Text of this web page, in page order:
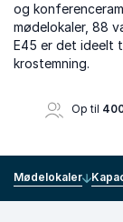
og
mødelokaler, 88
E45 er det ideelt
krostemning.
Op til
Mødelokaler